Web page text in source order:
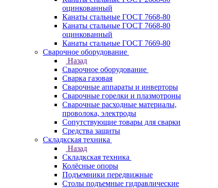
оцинкованный
Канаты стальные ГОСТ 7668-80
Канаты стальные ГОСТ 7668-80
оцинкованный
Канаты стальные ГОСТ 7669-80
Сварочное оборудование
Назад
Сварочное оборудование
Сварка газовая
Сварочные аппараты и инверторы
Сварочные горелки и плазмотроны
Сварочные расходные материалы,
проволока, электроды
Сопутствующие товары для сварки
Средства защиты
Складкская техника
Назад
Складкская техника
Колёсные опоры
Подъемники передвижные
Столы подъемные гидравлические